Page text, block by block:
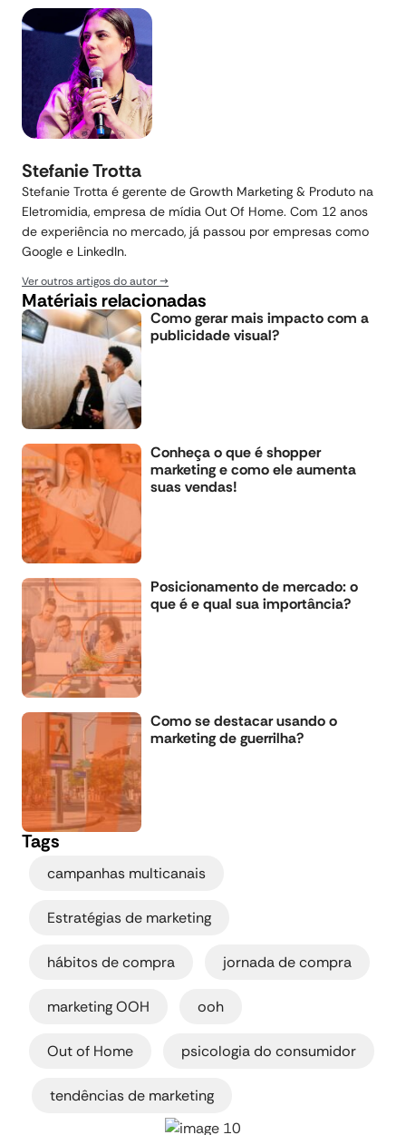
Stefanie Trotta
Stefanie Trotta é gerente de Growth Marketing & Produto na
Eletromidia, empresa de mídia Out Of Home. Com 12 anos
de experiência no mercado, já passou por empresas como
Google e LinkedIn.
Ver outros artigos do autor
Matériais relacionadas
Como gerar mais impacto com a
publicidade visual?
Conheça o que é shopper
marketing e como ele aumenta
suas vendas!
Posicionamento de mercado: o
que é e qual sua importância?
Como se destacar usando o
marketing de guerrilha?
Tags
campanhas multicanais
Estratégias de marketing
hábitos de compra jornada de compra
marketing OOH ooh
Out of Home
psicologia do consumidor
tendências de marketing